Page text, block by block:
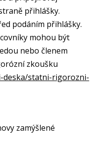
přihlášky.
podáním přihlášky.
mohou být
nebo členem
zkoušku
deska/statni-rigorozni-
zamýšlené